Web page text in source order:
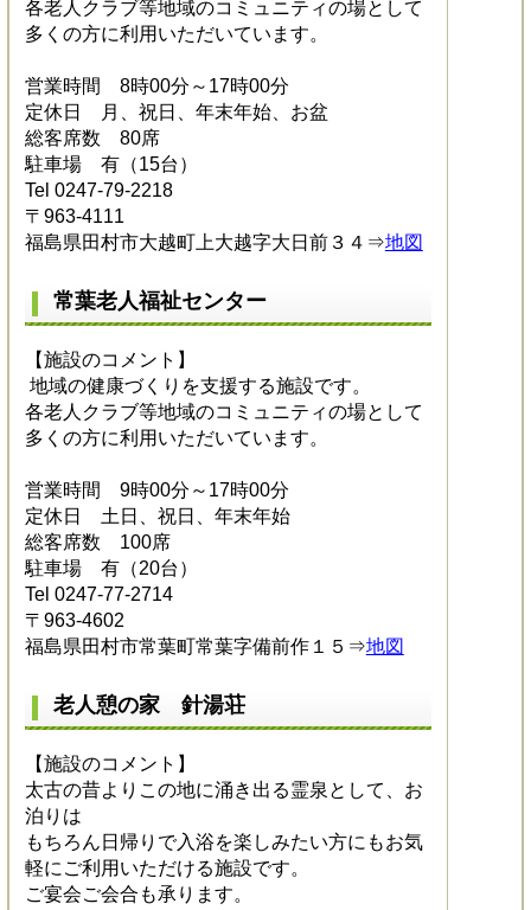
各老人クラブ等地域のコミュニティの場として
多くの方に利用いただいています。
営業時間 8時00分～17時00分
定休日 月、祝日、年末年始、お盆
総客席数 80席
駐車場 有（15台）
Tel 0247-79-2218
〒963-4111
福島県田村市大越町上大越字大日前３４⇒地図
常葉老人福祉センター
【施設のコメント】
地域の健康づくりを支援する施設です。
各老人クラブ等地域のコミュニティの場として
多くの方に利用いただいています。
営業時間 9時00分～17時00分
定休日 土日、祝日、年末年始
総客席数 100席
駐車場 有（20台）
Tel 0247-77-2714
〒963-4602
福島県田村市常葉町常葉字備前作１５⇒地図
老人憩の家 針湯荘
【施設のコメント】
太古の昔よりこの地に涌き出る霊泉として、お
泊りは
もちろん日帰りで入浴を楽しみたい方にもお気
軽にご利用いただける施設です。
ご宴会ご会合も承ります。